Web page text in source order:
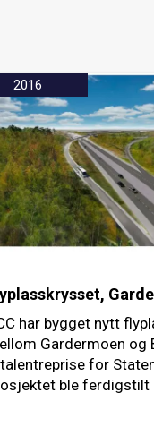
2016
har bygget nytt
Gardermoen og
for
ble ferdigstilt